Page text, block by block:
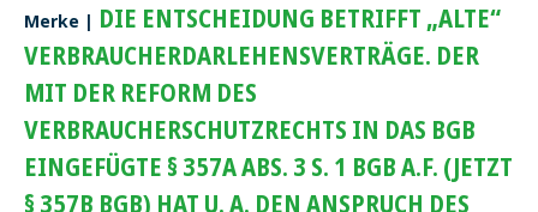
Merke | DIE ENTSCHEIDUNG BETRIFFT „ALTE“
VERBRAUCHERDARLEHENSVERTRÄGE. DER
MIT DER REFORM DES
VERBRAUCHERSCHUTZRECHTS IN DAS BGB
EINGEFÜGTE § 357A ABS. 3 S. 1 BGB A.F. (JETZT
§ 357B BGB) HAT U. A. DEN ANSPRUCH DES